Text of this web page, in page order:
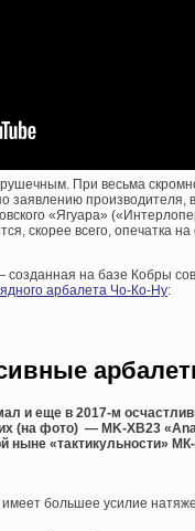
При весьма
заявлению производителя,
«Ягуара»
скорее всего, опечатка
созданная на базе Кобры
арбалета Чо-Ко-Ну:
и еще в 2017-м
(на фото) — MK-XB23
ныне «тактикульности»
большее усилие